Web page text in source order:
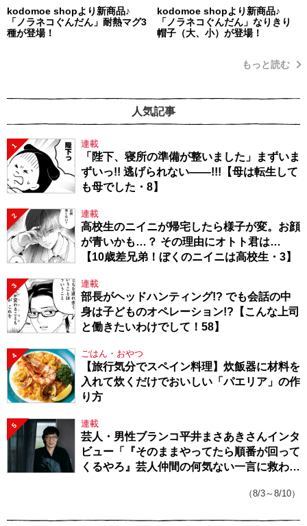
kodomoe shopより新商品♪
「ノラネコぐんだん」耐熱マグ3
種が登場！
kodomoe shopより新商品♪
「ノラネコぐんだん」なりきり
帽子（大、小）が登場！
もっと読む
人気記事
1 連載
「陛下、寝所の準備が整いました」まずいま
ずいっ!! 逃げられない――!!!【母は転生して
も母でした・8】
2 連載
高校生のニイニが帰宅したら様子が変。お顔
が青いかも…？ その理由にオトト君は…
【10歳差兄弟！ぼくのニイニは高校生・3】
3 連載
部長がヘッドハンティング!? でも会話の中
身は子どものオペレーション!?【こんな上司
と働きたいわけでして！58】
4 ごはん・おやつ
【旅行気分でスペイン料理】炊飯器に材料を
入れて炊くだけでおいしい「パエリア」の作
り方
5 連載
芸人・男性ブランコ平井まさあきさんインタ
ビュー「『そのままやってたら順番が回って
くるやろ』芸人仲間の何気ない一言に救われ
（8/3～8/10）